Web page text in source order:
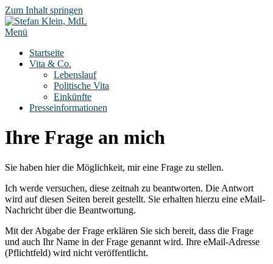
Zum Inhalt springen
Menü
Startseite
Vita & Co.
Lebenslauf
Politische Vita
Einkünfte
Presseinformationen
Ihre Frage an mich
Sie haben hier die Möglichkeit, mir eine Frage zu stellen.
Ich werde versuchen, diese zeitnah zu beantworten. Die Antwort
wird auf diesen Seiten bereit gestellt. Sie erhalten hierzu eine eMail-
Nachricht über die Beantwortung.
Mit der Abgabe der Frage erklären Sie sich bereit, dass die Frage
und auch Ihr Name in der Frage genannt wird. Ihre eMail-Adresse
(Pflichtfeld) wird nicht veröffentlicht.